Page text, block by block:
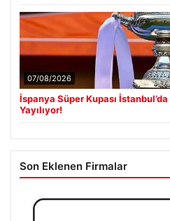
07/08/2026
İspanya Süper Kupası
Yayılıyor!
Son Eklenen Firmalar